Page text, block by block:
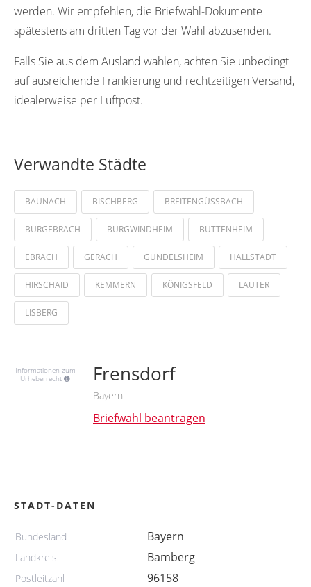
werden. Wir empfehlen, die Briefwahl-Dokumente
spätestens am dritten Tag vor der Wahl abzusenden.
Falls Sie aus dem Ausland wählen, achten Sie unbedingt
auf ausreichende Frankierung und rechtzeitigen Versand,
idealerweise per Luftpost.
Verwandte Städte
BAUNACH BISCHBERG BREITENGÜSSBACH
BURGEBRACH BURGWINDHEIM BUTTENHEIM
EBRACH GERACH GUNDELSHEIM HALLSTADT
HIRSCHAID KEMMERN KÖNIGSFELD LAUTER
LISBERG
Informationen zum
Urheberrecht
Frensdorf
Bayern
Briefwahl beantragen
STADT-DATEN
Bundesland Bayern
Landkreis Bamberg
Postleitzahl 96158